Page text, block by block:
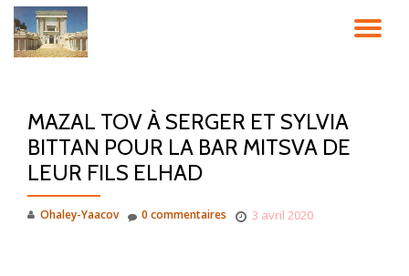
Aller
MAZAL TOV À SERGER ET SYLVIA
BITTAN POUR LA BAR MITSVA DE
LEUR FILS ELHAD
Ohaley-Yaacov 3 avril 2020
0 commentaires